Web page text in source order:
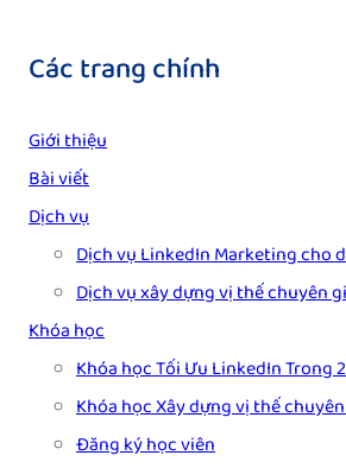
Các trang chính
Giới thiệu
Bài viết
Dịch vụ
Dịch vụ LinkedIn Marketing cho
Dịch vụ xây dựng vị thế chuyên
Khóa học
Khóa học Tối Ưu LinkedIn Trong
Khóa học Xây dựng vị thế
Đăng ký học viên